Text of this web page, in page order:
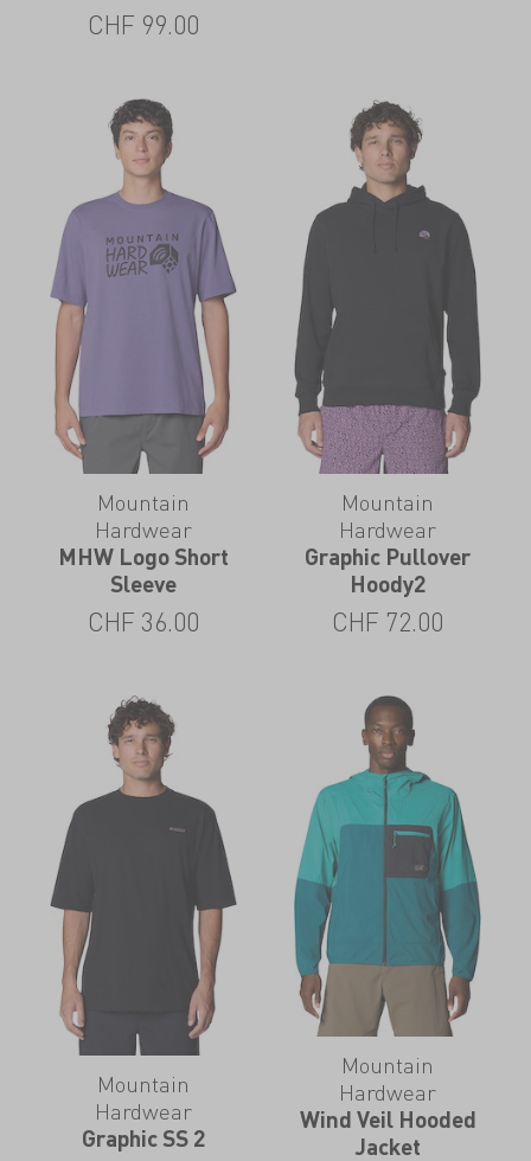
CHF 99.00
Mountain
Hardwear
MHW Logo Short
Sleeve
CHF 36.00
Mountain
Hardwear
Graphic Pullover
Hoody2
CHF 72.00
Mountain
Hardwear
Graphic SS 2
Mountain
Hardwear
Wind Veil Hooded
Jacket